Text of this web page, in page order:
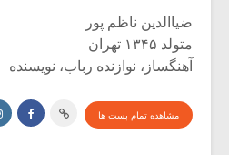
ضیاالدین ناظم پور
متولد ۱۳۴۵ تهران
آهنگساز، نوازنده رباب، نویسنده
مشاهده تمام پست ها